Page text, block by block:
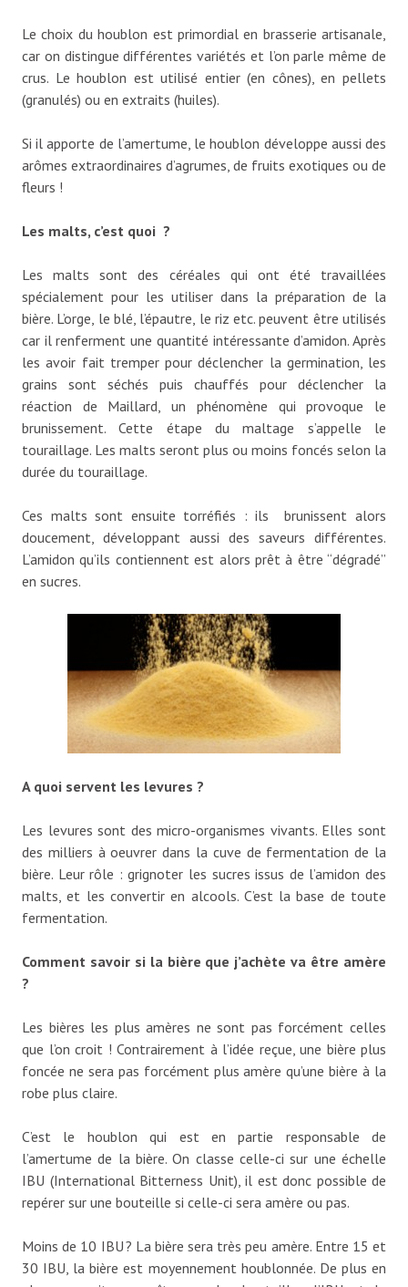
Le choix du houblon est primordial en brasserie artisanale,
car on distingue différentes variétés et l’on parle même de
crus. Le houblon est utilisé entier (en cônes), en pellets
(granulés) ou en extraits (huiles).
Si il apporte de l’amertume, le houblon développe aussi des
arômes extraordinaires d’agrumes, de fruits exotiques ou de
fleurs !
Les malts, c’est quoi ?
Les malts sont des céréales qui ont été travaillées
spécialement pour les utiliser dans la préparation de la
bière. L’orge, le blé, l’épautre, le riz etc. peuvent être utilisés
car il renferment une quantité intéressante d’amidon. Après
les avoir fait tremper pour déclencher la germination, les
grains sont séchés puis chauffés pour déclencher la
réaction de Maillard, un phénomène qui provoque le
brunissement. Cette étape du maltage s’appelle le
touraillage. Les malts seront plus ou moins foncés selon la
durée du touraillage.
Ces malts sont ensuite torréfiés : ils brunissent alors
doucement, développant aussi des saveurs différentes.
L’amidon qu’ils contiennent est alors prêt à être “dégradé”
en sucres.
A quoi servent les levures ?
Les levures sont des micro-organismes vivants. Elles sont
des milliers à oeuvrer dans la cuve de fermentation de la
bière. Leur rôle : grignoter les sucres issus de l’amidon des
malts, et les convertir en alcools. C’est la base de toute
fermentation.
Comment savoir si la bière que j’achète va être amère
?
Les bières les plus amères ne sont pas forcément celles
que l’on croit ! Contrairement à l’idée reçue, une bière plus
foncée ne sera pas forcément plus amère qu’une bière à la
robe plus claire.
C’est le houblon qui est en partie responsable de
l’amertume de la bière. On classe celle-ci sur une échelle
IBU (International Bitterness Unit), il est donc possible de
repérer sur une bouteille si celle-ci sera amère ou pas.
Moins de 10 IBU ? La bière sera très peu amère. Entre 15 et
30 IBU, la bière est moyennement houblonnée. De plus en